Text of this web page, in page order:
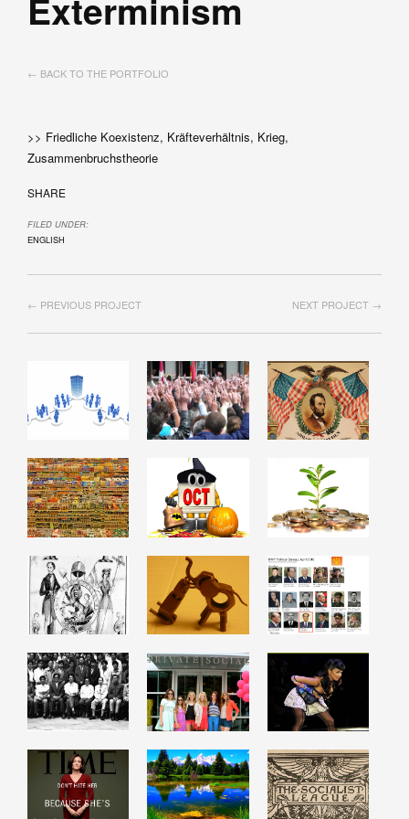
← BACK TO THE PORTFOLIO
>> Friedliche Koexistenz, Kräfteverhältnis, Krieg,
Zusammenbruchstheorie
SHARE
FILED UNDER:
ENGLISH
NEXT PROJECT →
← PREVIOUS PROJECT